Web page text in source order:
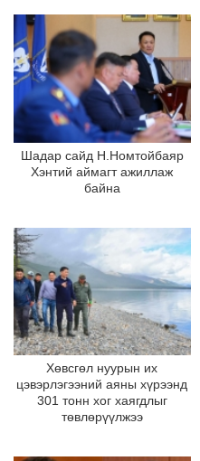
Шадар сайд Н.Номтойбаяр
Хэнтий аймагт ажиллаж
байна
Хөвсгөл нуурын их
цэвэрлэгээний аяны хүрээнд
301 тонн хог хаягдлыг
төвлөрүүлжээ